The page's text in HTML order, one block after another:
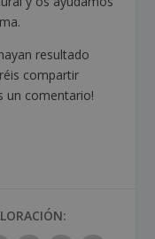
resultado
compartir
un comentario!